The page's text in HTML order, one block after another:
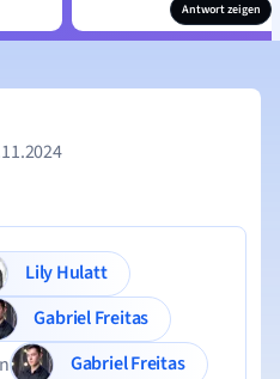
Antwort zeigen
Lily Hulatt
Gabriel Freitas
Gabriel Freitas